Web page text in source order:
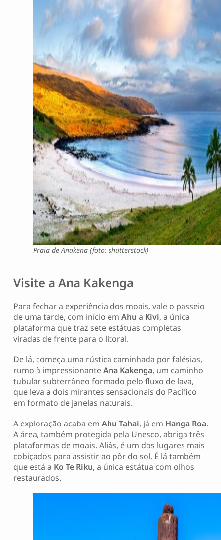
Praia de Anakena (foto: shutterstock)
Visite a Ana Kakenga
Para fechar a experiência dos moais, vale o passeio
de uma tarde, com início em Ahu a Kivi, a única
plataforma que traz sete estátuas completas
viradas de frente para o litoral.
De lá, começa uma rústica caminhada por falésias,
rumo à impressionanteAna Kakenga, um caminho
tubular subterrâneo formado pelo fluxo de lava,
que leva a dois mirantes sensacionais do Pacífico
em formato de janelas naturais.
A exploração acaba em Ahu Tahai, já em Hanga Roa.
A área, também protegida pela Unesco, abriga três
plataformas de moais. Aliás, é um dos lugares mais
cobiçados para assistir ao pôr do sol. É lá também
que está a Ko Te Riku, a única estátua com olhos
restaurados.